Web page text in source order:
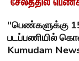
"பெண்களுக்கு
படப்பணியில்
Kumudam